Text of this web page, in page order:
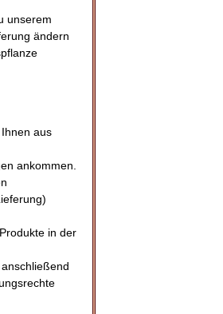
unserem
ändern
aus
ankommen.
in der